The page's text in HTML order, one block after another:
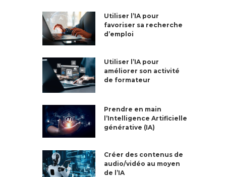
Utiliser l’IA pour
favoriser sa recherche
d’emploi
Utiliser l’IA pour
améliorer son activité
de formateur
Prendre en main
l’Intelligence Artificielle
générative (IA)
Créer des contenus de
audio/vidéo au moyen
de l’IA